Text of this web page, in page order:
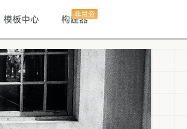
模板中心 构建器
非常夯